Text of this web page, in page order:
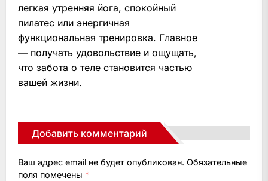
легкая утренняя йога, спокойный
пилатес или энергичная
функциональная тренировка. Главное
— получать удовольствие и ощущать,
что забота о теле становится частью
вашей жизни.
Добавить комментарий
Ваш адрес email не будет опубликован. Обязательные
поля помечены *